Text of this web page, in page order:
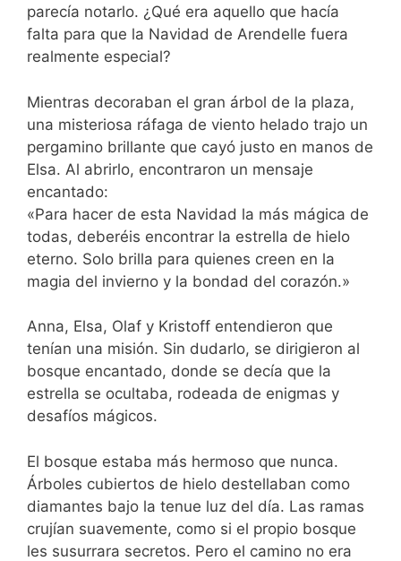
parecía notarlo. ¿Qué era aquello que hacía
falta para que la Navidad de Arendelle fuera
realmente especial?
Mientras decoraban el gran árbol de la plaza,
una misteriosa ráfaga de viento helado trajo un
pergamino brillante que cayó justo en manos de
Elsa. Al abrirlo, encontraron un mensaje
encantado:
«Para hacer de esta Navidad la más mágica de
todas, deberéis encontrar la estrella de hielo
eterno. Solo brilla para quienes creen en la
magia del invierno y la bondad del corazón.»
Anna, Elsa, Olaf y Kristoff entendieron que
tenían una misión. Sin dudarlo, se dirigieron al
bosque encantado, donde se decía que la
estrella se ocultaba, rodeada de enigmas y
desafíos mágicos.
El bosque estaba más hermoso que nunca.
Árboles cubiertos de hielo destellaban como
diamantes bajo la tenue luz del día. Las ramas
crujían suavemente, como si el propio bosque
les susurrara secretos. Pero el camino no era